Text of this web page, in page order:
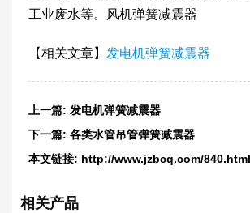
工业废水等。风机弹簧减震器
【相关文章】 发电机弹簧减震器
上一篇: 发电机弹簧减震器
下一篇: 各类水管吊管弹簧减震器
本文链接: http://www.jzbcq.com/840.html
相关产品